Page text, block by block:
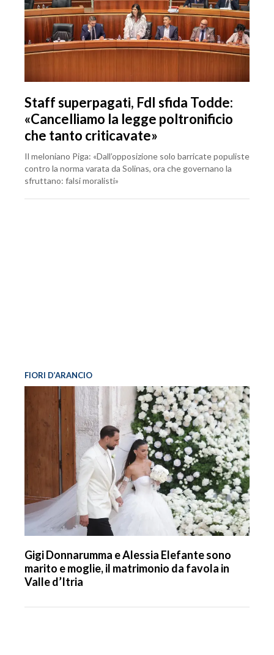
Staff superpagati, FdI sfida Todde:
«Cancelliamo la legge poltronificio
che tanto criticavate»
Il meloniano Piga: «Dall’opposizione solo barricate populiste
contro la norma varata da Solinas, ora che governano la
sfruttano: falsi moralisti»
FIORI D’ARANCIO
Gigi Donnarumma e Alessia Elefante sono
marito e moglie, il matrimonio da favola in
Valle d’Itria